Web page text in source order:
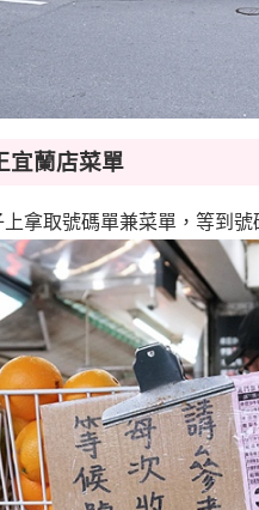
宜蘭店菜單
拿取號碼單兼菜單，等到號